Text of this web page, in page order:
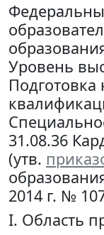
Уровень
31.08.36
(утв.
2014 г. №
I. Область